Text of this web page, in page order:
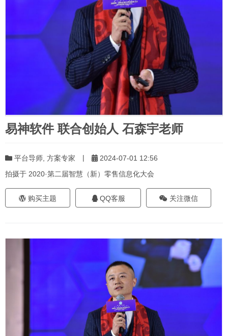
易神软件 联合创始人 石森宇老师
平台导师 方案专家 |
2024-07-01 12:56
拍摄于 2020·第二届智慧（新）零售信息化大会
购买主题 QQ客服 关注微信